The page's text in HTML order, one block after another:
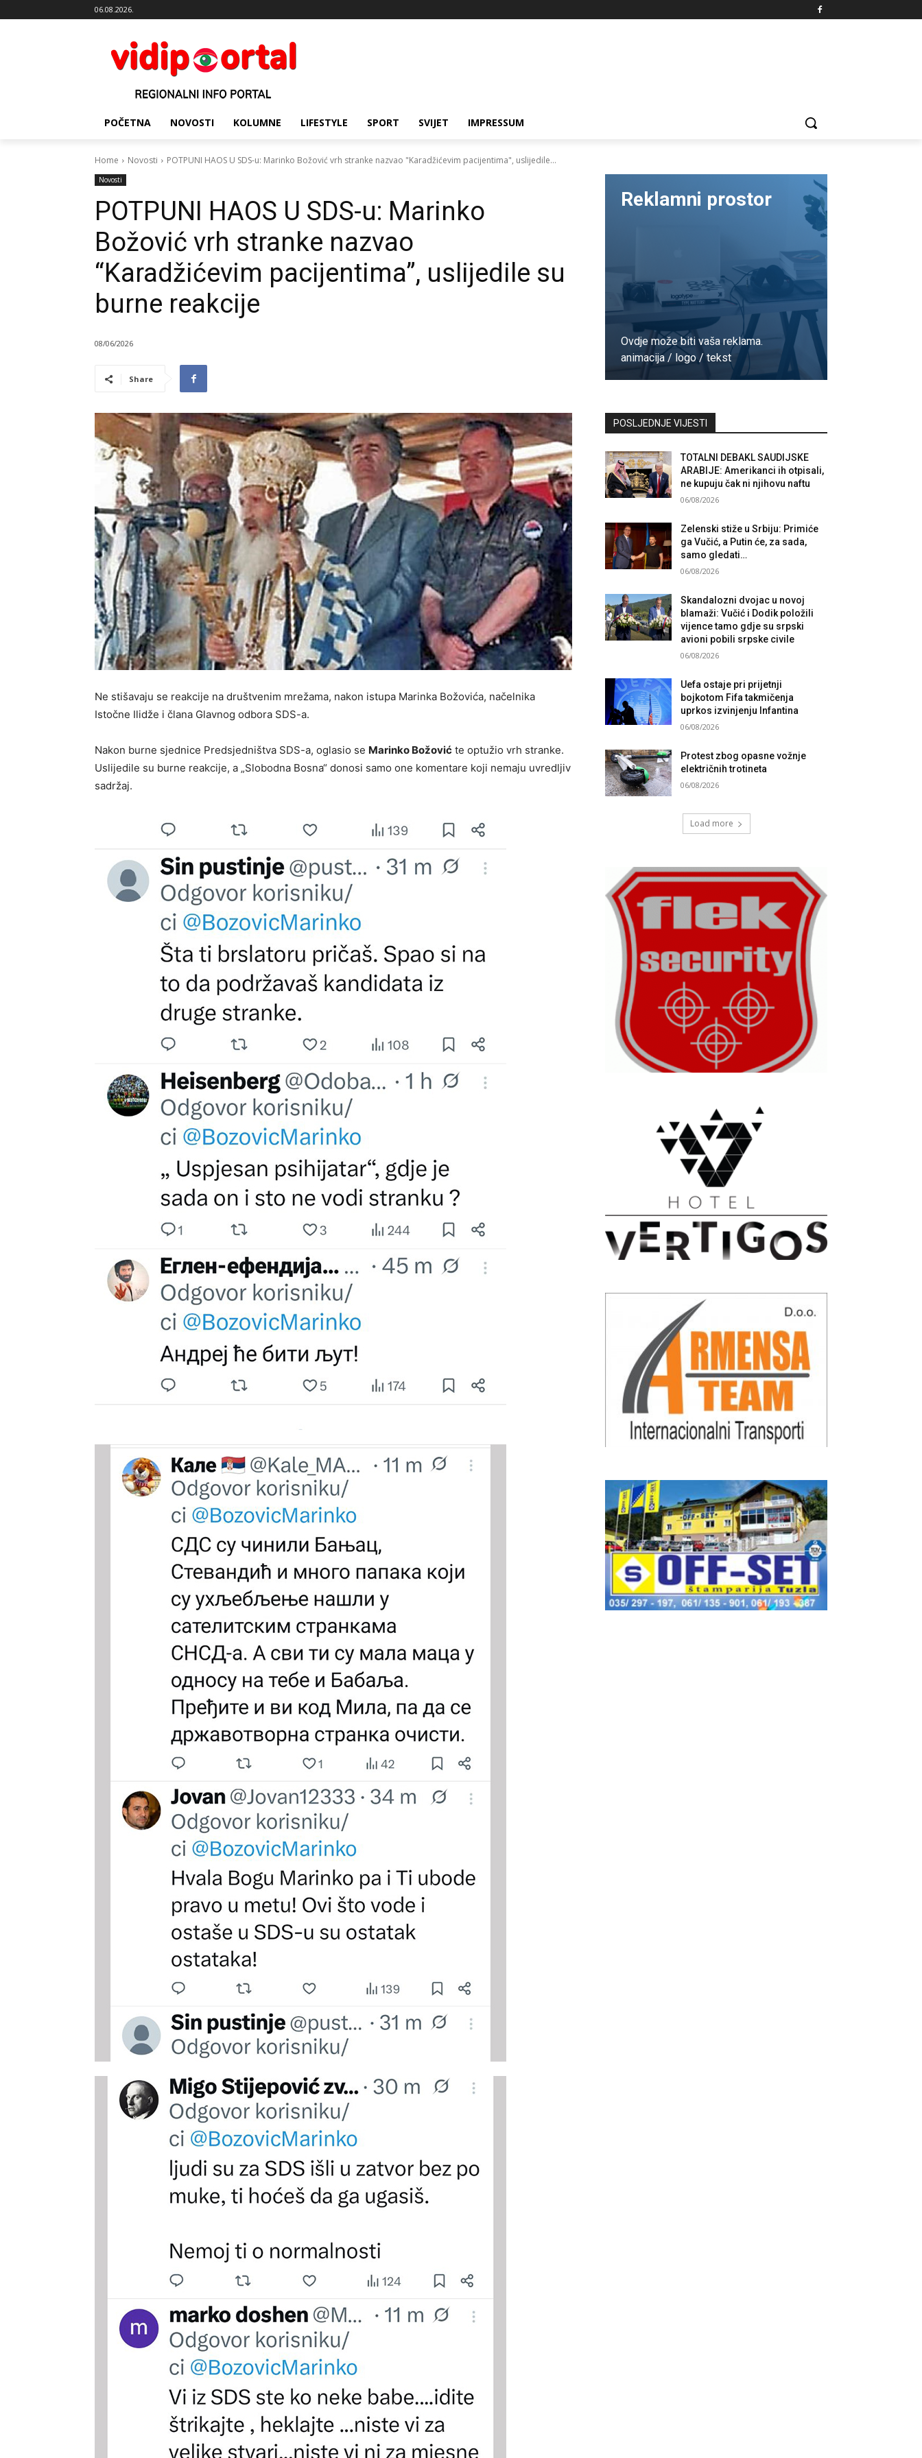
06.08.2026.
POČETNA NOVOSTI KOLUMNE LIFESTYLE SPORT SVIJET IMPRESSUM
Home Novosti POTPUNI HAOS U SDS-u: Marinko Božović vrh stranke nazvao "Karadžićevim pacijentima", uslijedile...
Novosti
POTPUNI HAOS U SDS-u: Marinko
Božović vrh stranke nazvao
“Karadžićevim pacijentima”, uslijedile su
burne reakcije
08/06/2026
Share
Ne stišavaju se reakcije na društvenim mrežama, nakon istupa Marinka Božovića, načelnika
Istočne Ilidže i člana Glavnog odbora SDS-a.
Nakon burne sjednice Predsjedništva SDS-a, oglasio se Marinko Božović te optužio vrh stranke.
Uslijedile su burne reakcije, a „Slobodna Bosna“ donosi samo one komentare koji nemaju uvredljiv
sadržaj.
Reklamni prostor
Ovdje može biti vaša reklama.
animacija / logo / tekst
POSLJEDNJE VIJESTI
TOTALNI DEBAKL SAUDIJSKE
ARABIJE: Amerikanci ih otpisali,
ne kupuju čak ni njihovu naftu
06/08/2026
Zelenski stiže u Srbiju: Primiće
ga Vučić, a Putin će, za sada,
samo gledati…
06/08/2026
Skandalozni dvojac u novoj
blamaži: Vučić i Dodik položili
vijence tamo gdje su srpski
avioni pobili srpske civile
06/08/2026
Uefa ostaje pri prijetnji
bojkotom Fifa takmičenja
uprkos izvinjenju Infantina
06/08/2026
Protest zbog opasne vožnje
električnih trotineta
06/08/2026
Load more